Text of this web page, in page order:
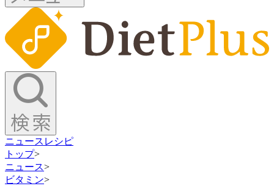
ニュース レシピ
トップ>
ニュース>
ビタミン>